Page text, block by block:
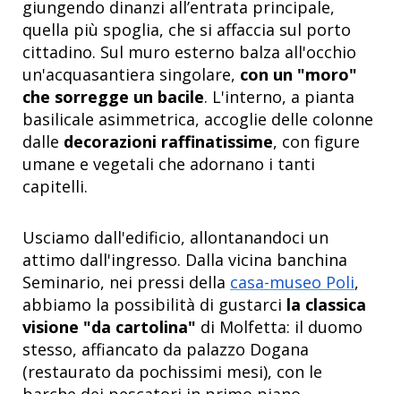
giungendo dinanzi all’entrata principale,
quella più spoglia, che si affaccia sul porto
cittadino. Sul muro esterno balza all'occhio
un'acquasantiera singolare, con un "moro"
che sorregge un bacile. L'interno, a pianta
basilicale asimmetrica, accoglie delle colonne
dalle decorazioni raffinatissime, con figure
umane e vegetali che adornano i tanti
capitelli.
Usciamo dall'edificio, allontanandoci un
attimo dall'ingresso. Dalla vicina banchina
Seminario, nei pressi della casa-museo Poli,
abbiamo la possibilità di gustarci la classica
visione "da cartolina" di Molfetta: il duomo
stesso, affiancato da palazzo Dogana
(restaurato da pochissimi mesi), con le